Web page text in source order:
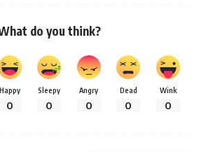
do you think?
Happy
0
Sleepy
0
Angry
0
Dead
0
Wink
0